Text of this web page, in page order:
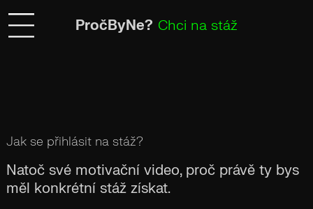
PročByNe? Chci na stáž
Jak se přihlásit na stáž?
Natoč své motivační video, proč právě ty bys
měl konkrétní stáž získat.